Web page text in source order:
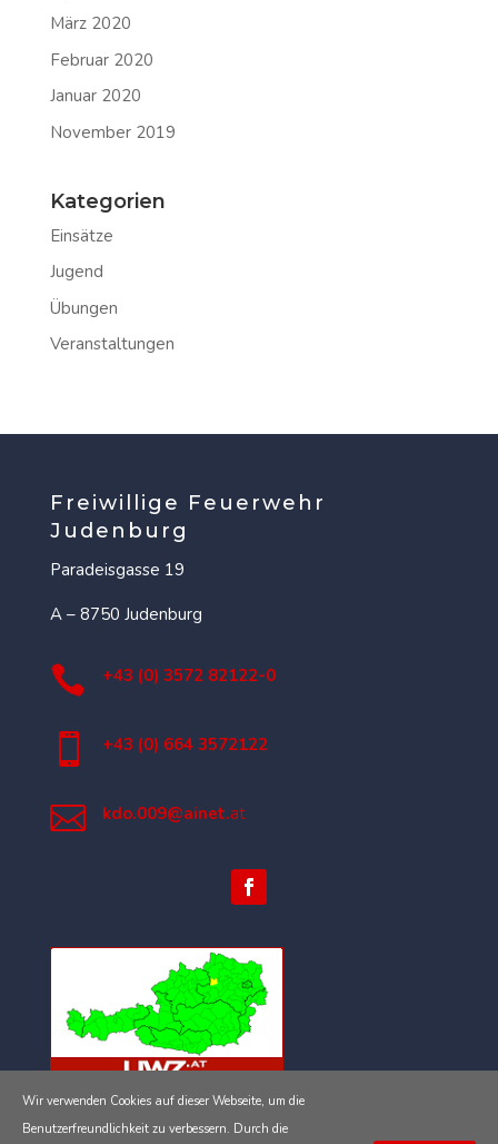
März 2020
Februar 2020
Januar 2020
November 2019
Kategorien
Einsätze
Jugend
Übungen
Veranstaltungen
Freiwillige Feuerwehr
Judenburg
Paradeisgasse 19
A – 8750 Judenburg
 +43 (0) 3572 82122-0
 +43 (0) 664 3572122
 kdo.009@ainet.at
Impressum
Wir verwenden Cookies auf dieser Webseite, um die
Benutzerfreundlichkeit zu verbessern. Durch die